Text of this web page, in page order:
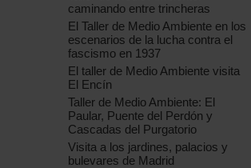
caminando entre trincheras
El Taller de Medio Ambiente en los
escenarios de la lucha contra el
fascismo en 1937
El taller de Medio Ambiente visita
El Encín
Taller de Medio Ambiente: El
Paular, Puente del Perdón y
Cascadas del Purgatorio
Visita a los jardines, palacios y
bulevares de Madrid